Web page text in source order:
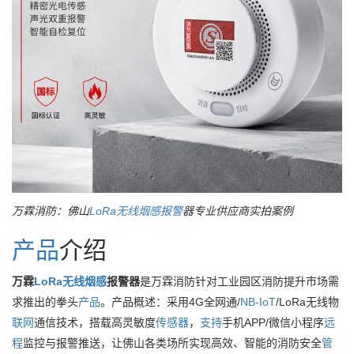
万霖消防：佛山LoRa无线烟感报警器专业供应商实拍案例
产品介绍
万霖LoRa无线烟感报警器是万霖消防针对工业园区消防提升市场需
求推出的拳头产品。产品概述：采用4G全网通/NB-IoT/LoRa无线物
联网通信技术，搭载高灵敏度传感器， 支持手机APP/微信小程序远
程监控与报警推送，让佛山各类场所实现高效、智能的消防安全管